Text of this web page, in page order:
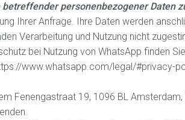
personenbezogener Daten
Ihrer Anfrage. Ihre Daten werden
Verarbeitung und Nutzung nicht
bei Nutzung von WhatsApp finden
www.whatsapp.com/legal/#privacy-
Fenengastraat 19, 1096 BL Amsterdam,